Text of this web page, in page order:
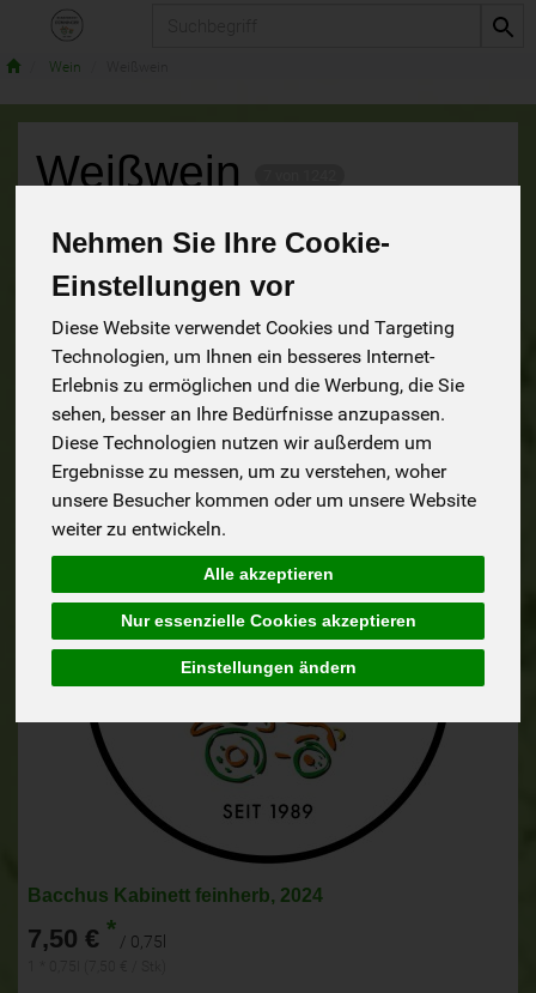
Nehmen Sie Ihre Cookie-
Einstellungen vor
Diese Website verwendet Cookies und Targeting
Technologien, um Ihnen ein besseres Internet-
Erlebnis zu ermöglichen und die Werbung, die Sie
sehen, besser an Ihre Bedürfnisse anzupassen.
Diese Technologien nutzen wir außerdem um
Ergebnisse zu messen, um zu verstehen, woher
unsere Besucher kommen oder um unsere Website
weiter zu entwickeln.
Alle akzeptieren
Nur essenzielle Cookies akzeptieren
Einstellungen ändern
Wein
Weißwein
9
Hersteller Ernährung Allergene
Bacchus Kabinett feinherb, 2024
7,50 € * / 0,75l